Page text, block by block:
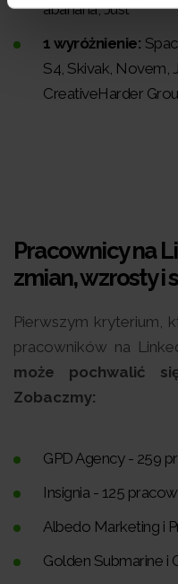
abanana, Just
1 wyróżnienie:
S4, Skivak, Novem,
CreativeHarder
Pracownicy na
zmian, wzrosty i
Pierwszym kryterium,
pracowników na
może pochwalić
Zobaczmy:
GPD Agency - 259
Insignia - 125
Albedo Marketing i
Golden Submarine i